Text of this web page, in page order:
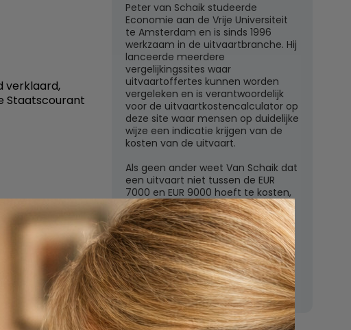
verklaard,
Staatscourant
Peter van Schaik studeerde
Economie aan de Vrije Universiteit
te Amsterdam en is sinds 1996
werkzaam in de uitvaartbranche. Hij
lanceerde meerdere
vergelijkingssites waar
uitvaartoffertes kunnen worden
vergeleken en is verantwoordelijk
voor de uitvaartkostencalculator op
deze site waar mensen op duidelijke
wijze een indicatie krijgen van de
kosten van de uitvaart.
Als geen ander weet Van Schaik dat
een uitvaart niet tussen de EUR
7000 en EUR 9000 hoeft te kosten,
zoals de grote uitvaartverzekeraars
vaak beweren. In deze rubriek
beantwoordt Van Schaik vragen
over uitvaartkosten en financiele
dekking.